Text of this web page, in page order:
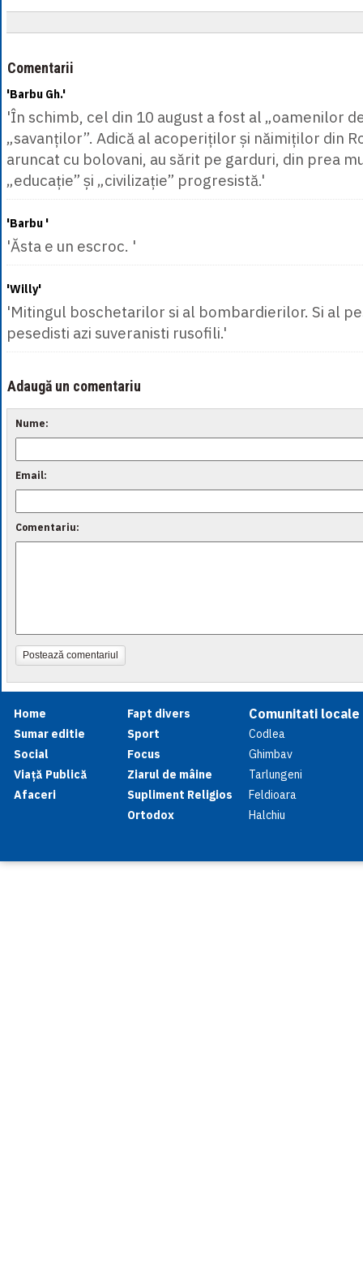
Comentarii
'Barbu Gh.'
'În schimb, cel din 10 august a fost al „oamenilor
„savanților”. Adică al acoperiților și năimiților din
aruncat cu bolovani, au sărit pe garduri, din prea
„educație” și „civilizație” progresistă.'
'Barbu '
'Ăsta e un escroc. '
'Willy'
'Mitingul boschetarilor si al bombardierilor. Si al
pesedisti azi suveranisti rusofili.'
Adaugă un comentariu
Nume:
Email:
Comentariu:
Postează comentariul
Home
Sumar editie
Social
Viață Publică
Afaceri
Fapt divers
Sport
Focus
Ziarul de mâine
Supliment Religios
Ortodox
Comunitati locale
Codlea
Ghimbav
Tarlungeni
Feldioara
Halchiu